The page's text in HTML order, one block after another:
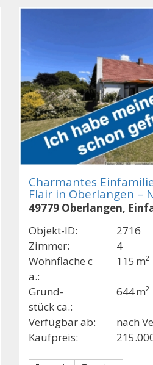
Charmantes
Flair in Oberlangen –
49779 Oberlangen,
Objekt-ID:
2716
Zimmer:
4
Wohnfläche c
a.:
115 m²
Grund­
stück ca.:
644 m²
Verfügbar ab:
nach
Kaufpreis: